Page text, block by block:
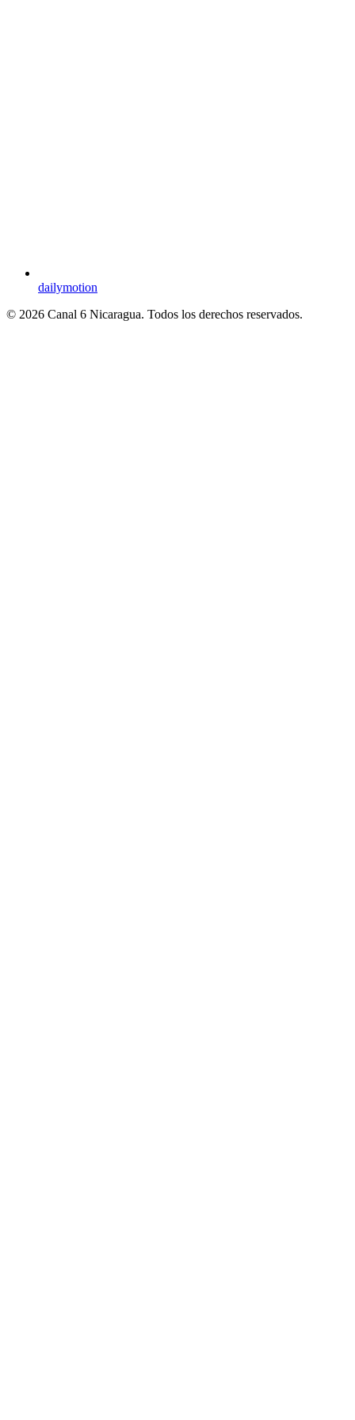
dailymotion
© 2026 Canal 6 Nicaragua. Todos los derechos reservados.